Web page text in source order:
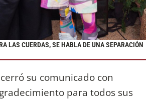
LAS CUERDAS, SE HABLA DE UNA SEPARACIÓN
cerró su comunicado con
para todos sus